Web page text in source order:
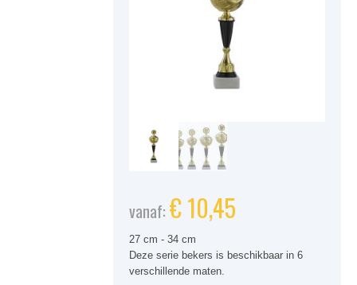
vanaf:€10,45
27 cm - 34 cm
Deze serie bekers is beschikbaar in 6
verschillende maten.